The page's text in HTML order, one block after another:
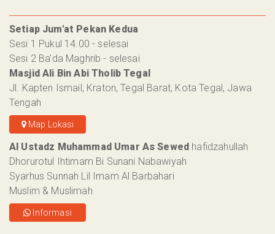
Setiap Jum'at Pekan Kedua
Sesi 1 Pukul 14.00 - selesai
Sesi 2 Ba'da Maghrib - selesai
Masjid Ali Bin Abi Tholib Tegal
Jl. Kapten Ismail, Kraton, Tegal Barat, Kota Tegal, Jawa
Tengah
Map Lokasi
Al Ustadz Muhammad Umar As Sewed hafidzahullah
Dhorurotul Ihtimam Bi Sunani Nabawiyah
Syarhus Sunnah Lil Imam Al Barbahari
Muslim & Muslimah
Informasi